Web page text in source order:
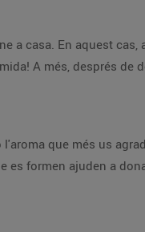
a casa. En aquest
A més, després de
que més us
es formen ajuden a